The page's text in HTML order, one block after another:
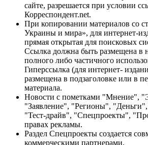
сайте, разрешается при условии
Корреспондент.net.
При копировании материалов со
Украины и мира», для интернет-
прямая открытая для поисковых
Ссылка должна быть размещена в
полного либо частичного
Гиперссылка (для интернет-
размещена в подзаголовке или в
материала.
Новости с пометками "Мнение",
"Заявление", "Регионы",
"Тест-драйв", "Спецпроекты",
правах рекламы.
Раздел Спецпроекты создается
коммерческими партнерами.